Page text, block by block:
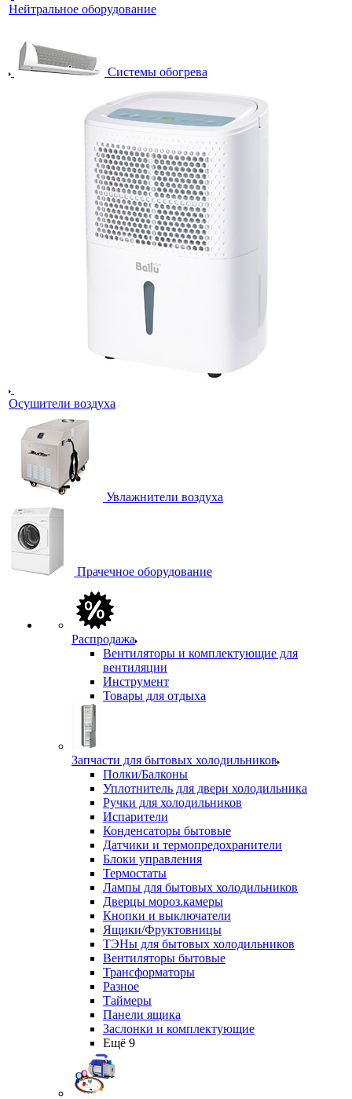
Нейтральное оборудование
Системы обогрева
Осушители воздуха
Увлажнители воздуха
Прачечное оборудование
Распродажа
Вентиляторы и комплектующие для
вентиляции
Инструмент
Товары для отдыха
Запчасти для бытовых холодильников
Полки/Балконы
Уплотнитель для двери холодильника
Ручки для холодильников
Испарители
Конденсаторы бытовые
Датчики и термопредохранители
Блоки управления
Термостаты
Лампы для бытовых холодильников
Дверцы мороз.камеры
Кнопки и выключатели
Ящики/Фруктовницы
ТЭНы для бытовых холодильников
Вентиляторы бытовые
Трансформаторы
Разное
Таймеры
Панели ящика
Заслонки и комплектующие
Ещё 9